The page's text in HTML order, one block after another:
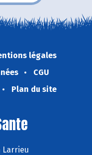
légales
CGU
Plan du site
Larrieu